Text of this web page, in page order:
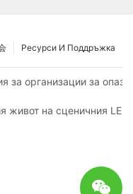
Ресурси И Поддръжка
за организации за
живот на сценичния